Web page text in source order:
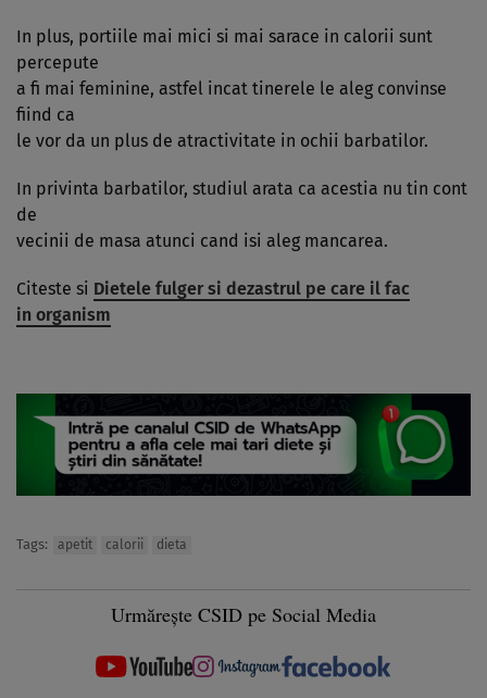
In plus, portiile mai mici si mai sarace in calorii sunt
percepute
a fi mai feminine, astfel incat tinerele le aleg convinse
fiind ca
le vor da un plus de atractivitate in ochii barbatilor.
In privinta barbatilor, studiul arata ca acestia nu tin cont
de
vecinii de masa atunci cand isi aleg mancarea.
Citeste si Dietele fulger si dezastrul pe care il fac
in organism
Tags: apetit calorii dieta
Urmărește CSID pe Social Media